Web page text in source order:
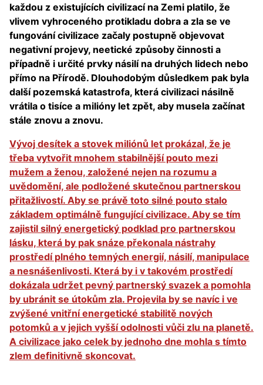
každou z existujících civilizací na Zemi platilo, že
vlivem vyhroceného protikladu dobra a zla se ve
fungování civilizace začaly postupně objevovat
negativní projevy, neetické způsoby činnosti a
případně i určité prvky násilí na druhých lidech nebo
přímo na Přírodě. Dlouhodobým důsledkem pak byla
další pozemská katastrofa, která civilizaci násilně
vrátila o tisíce a milióny let zpět, aby musela začínat
stále znovu a znovu.
Vývoj desítek a stovek miliónů let prokázal, že je
třeba vytvořit mnohem stabilnější pouto mezi
mužem a ženou, založené nejen na rozumu a
uvědomění, ale podložené skutečnou partnerskou
přitažlivostí. Aby se právě toto silné pouto stalo
základem optimálně fungující civilizace. Aby se tím
zajistil silný energetický podklad pro partnerskou
lásku, která by pak snáze překonala nástrahy
prostředí plného temných energií, násilí, manipulace
a nesnášenlivosti. Která by i v takovém prostředí
dokázala udržet pevný partnerský svazek a pomohla
by ubránit se útokům zla. Projevila by se navíc i ve
zvýšené vnitřní energetické stabilitě nových
potomků a v jejich vyšší odolnosti vůči zlu na planetě.
A civilizace jako celek by jednoho dne mohla s tímto
zlem definitivně skoncovat.